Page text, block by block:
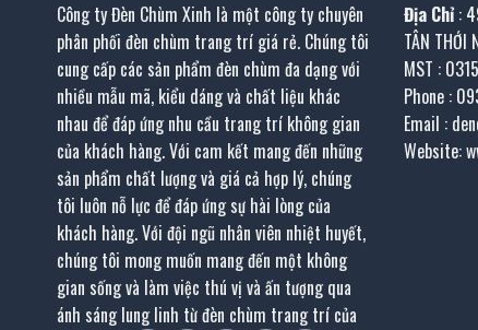
Công ty Đèn Chùm Xinh là một công ty chuyên
phân phối đèn chùm trang trí giá rẻ. Chúng tôi
cung cấp các sản phẩm đèn chùm đa dạng với
nhiều mẫu mã, kiểu dáng và chất liệu khác
nhau để đáp ứng nhu cầu trang trí không gian
của khách hàng. Với cam kết mang đến những
sản phẩm chất lượng và giá cả hợp lý, chúng
tôi luôn nỗ lực để đáp ứng sự hài lòng của
khách hàng. Với đội ngũ nhân viên nhiệt huyết,
chúng tôi mong muốn mang đến một không
gian sống và làm việc thú vị và ấn tượng qua
ánh sáng lung linh từ đèn chùm trang trí của
Địa Chỉ :
TÂN THỚI
MST :
Phone :
Email :
Website: